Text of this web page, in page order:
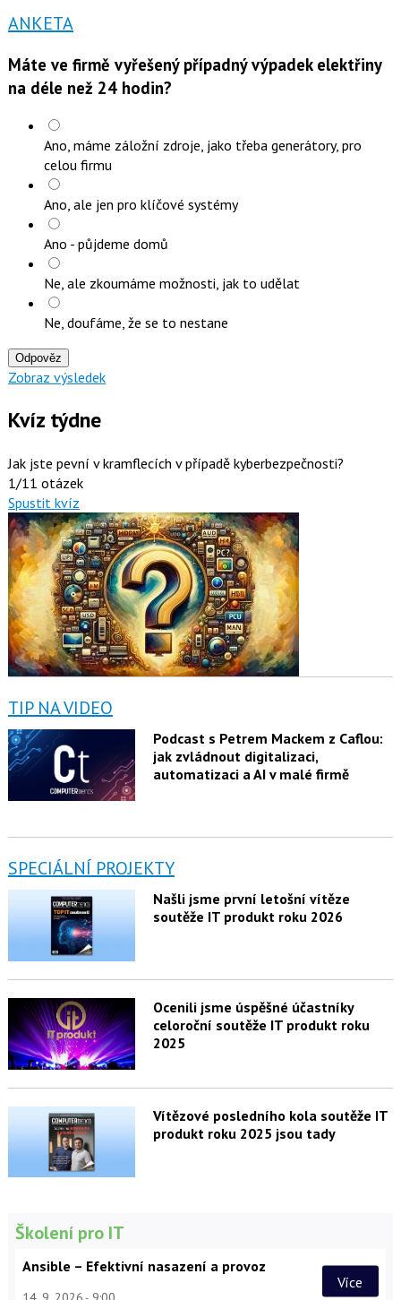
ANKETA
Máte ve firmě vyřešený případný výpadek elektřiny
na déle než 24 hodin?
Ano, máme záložní zdroje, jako třeba generátory, pro
celou firmu
Ano, ale jen pro klíčové systémy
Ano - půjdeme domů
Ne, ale zkoumáme možnosti, jak to udělat
Ne, doufáme, že se to nestane
Odpověz
Zobraz výsledek
Kvíz týdne
Jak jste pevní v kramflecích v případě kyberbezpečnosti?
1/11 otázek
Spustit kvíz
TIP NA VIDEO
Podcast s Petrem Mackem z Caflou:
jak zvládnout digitalizaci,
automatizaci a AI v malé firmě
SPECIÁLNÍ PROJEKTY
Našli jsme první letošní vítěze
soutěže IT produkt roku 2026
Ocenili jsme úspěšné účastníky
celoroční soutěže IT produkt roku
2025
Vítězové posledního kola soutěže IT
produkt roku 2025 jsou tady
Školení pro IT
Ansible – Efektivní nasazení a provoz
Více